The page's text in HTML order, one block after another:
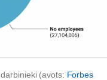
darbinieki (avots: Forbes